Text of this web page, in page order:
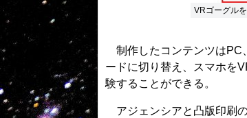
VRゴーグル
制作したコンテンツはPC
ードに切り替え、スマホを
験することができる。
アジェンシアと凸版印刷